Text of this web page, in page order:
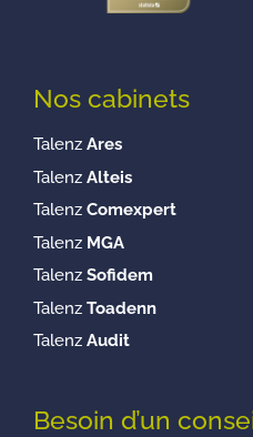
Nos cabinets
Talenz Ares
Talenz Alteis
Talenz Comexpert
Talenz MGA
Talenz Sofidem
Talenz Toadenn
Talenz Audit
Besoin d’un